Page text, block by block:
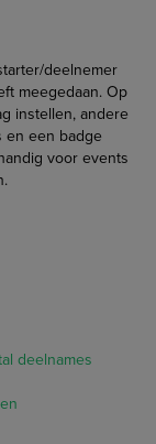
deelnemer
meegedaan. Op
instellen, andere
en een badge
voor events
deelnames